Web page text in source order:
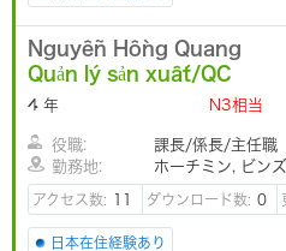
Nguyễn Hồng Quang
Quản lý sản xuất/QC
4 年 N3相当
役職:
課長/係長/主任職
勤務地:
ホーチミン, ビン
アクセス数: 11 ダウンロード数: 0
日本在住経験あり